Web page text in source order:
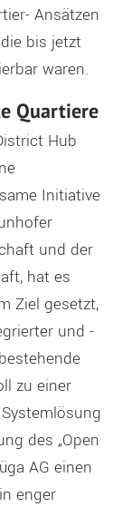
Ansätzen
bis jetzt
waren.
Quartiere
Hub
Initiative
und der
hat es
Ziel gesetzt,
und -
zu einer
des „Open
AG einen
enger